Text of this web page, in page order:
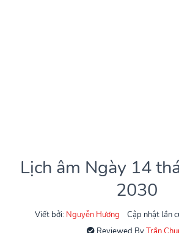
Lịch âm Ngày 14
2030
Viết bởi: Nguyễn Hương
Cập nhật lần